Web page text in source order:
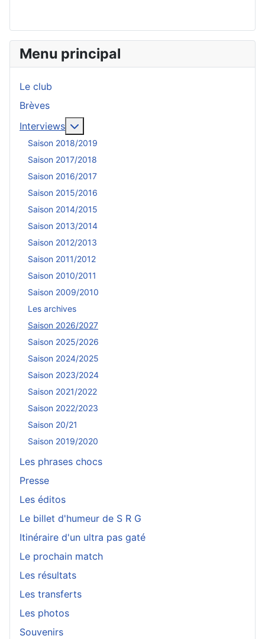
Menu principal
Le club
Brèves
Interviews
Saison 2018/2019
Saison 2017/2018
Saison 2016/2017
Saison 2015/2016
Saison 2014/2015
Saison 2013/2014
Saison 2012/2013
Saison 2011/2012
Saison 2010/2011
Saison 2009/2010
Les archives
Saison 2026/2027
Saison 2025/2026
Saison 2024/2025
Saison 2023/2024
Saison 2021/2022
Saison 2022/2023
Saison 20/21
Saison 2019/2020
Les phrases chocs
Presse
Les éditos
Le billet d'humeur de S R G
Itinéraire d'un ultra pas gaté
Le prochain match
Les résultats
Les transferts
Les photos
Souvenirs